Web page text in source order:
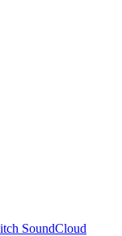
SoundCloud